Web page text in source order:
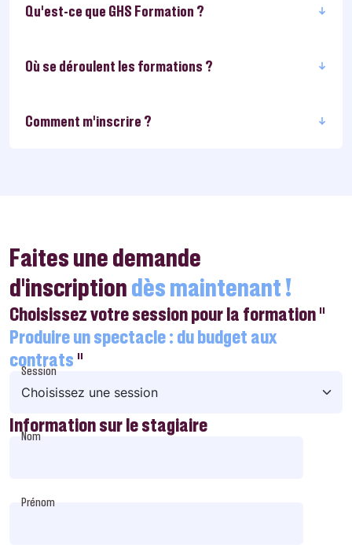
Qu'est-ce que GHS Formation ?
Où se déroulent les formations ?
Comment m’inscrire ?
Faites une demande
d’inscriptiondès maintenant !
Choisissez votre session pour la formation "
Produire un spectacle : du budget aux
contrats "
Session
Information sur le stagiaire
Nom
Prénom